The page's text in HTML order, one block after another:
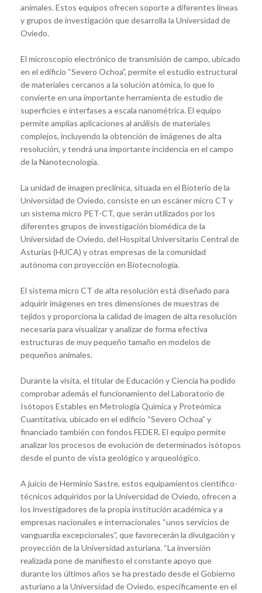
animales. Estos equipos ofrecen soporte a diferentes líneas
y grupos de investigación que desarrolla la Universidad de
Oviedo.
El microscopio electrónico de transmisión de campo, ubicado
en el edificio “Severo Ochoa”, permite el estudio estructural
de materiales cercanos a la solución atómica, lo que lo
convierte en una importante herramienta de estudio de
superficies e interfases a escala nanométrica. El equipo
permite amplias aplicaciones al análisis de materiales
complejos, incluyendo la obtención de imágenes de alta
resolución, y tendrá una importante incidencia en el campo
de la Nanotecnología.
La unidad de imagen preclínica, situada en el Bioterio de la
Universidad de Oviedo, consiste en un escáner micro CT y
un sistema micro PET-CT, que serán utilizados por los
diferentes grupos de investigación biomédica de la
Universidad de Oviedo, del Hospital Universitario Central de
Asturias (HUCA) y otras empresas de la comunidad
autónoma con proyección en Biotecnología.
El sistema micro CT de alta resolución está diseñado para
adquirir imágenes en tres dimensiones de muestras de
tejidos y proporciona la calidad de imagen de alta resolución
necesaria para visualizar y analizar de forma efectiva
estructuras de muy pequeño tamaño en modelos de
pequeños animales.
Durante la visita, el titular de Educación y Ciencia ha podido
comprobar además el funcionamiento del Laboratorio de
Isótopos Estables en Metrología Química y Proteómica
Cuantitativa, ubicado en el edificio “Severo Ochoa” y
financiado también con fondos FEDER. El equipo permite
analizar los procesos de evolución de determinados isótopos
desde el punto de vista geológico y arqueológico.
A juicio de Herminio Sastre, estos equipamientos científico-
técnicos adquiridos por la Universidad de Oviedo, ofrecen a
los investigadores de la propia institución académica y a
empresas nacionales e internacionales “unos servicios de
vanguardia excepcionales”, que favorecerán la divulgación y
proyección de la Universidad asturiana. “La inversión
realizada pone de manifiesto el constante apoyo que
durante los últimos años se ha prestado desde el Gobierno
asturiano a la Universidad de Oviedo, específicamente en el